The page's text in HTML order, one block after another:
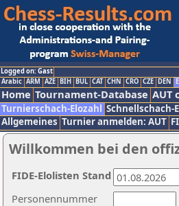
Logged on: Gast
Arabic ARM AZE BIH BUL CAT CHN CRO CZE DEN
Home Tournament-Database AUT
Turnierschach-Elozahl Schnellschach-
Allgemeines Turnier anmelden: AUT
Willkommen bei den
Personennummer
FIDE-Elolisten Stand